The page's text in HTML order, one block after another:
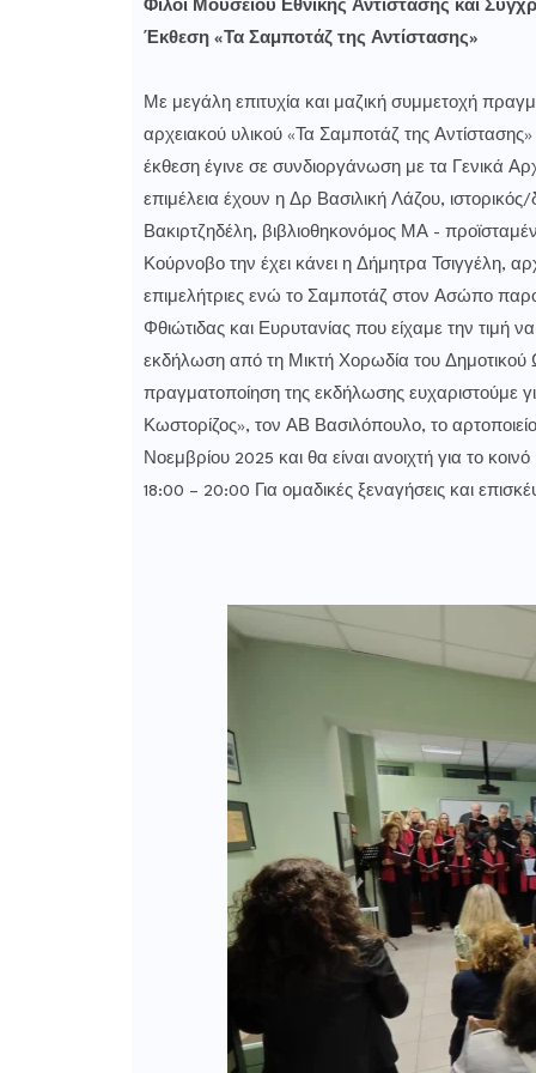
Φίλοι Μουσείου Εθνικής Αντίστασης και
Έκθεση «Τα Σαμποτάζ της Αντίστασης»
Με μεγάλη επιτυχία και μαζική συμμετοχή
αρχειακού υλικού «Τα Σαμποτάζ της
έκθεση έγινε σε συνδιοργάνωση με τα Γενικά
επιμέλεια έχουν η Δρ Βασιλική Λάζου,
Βακιρτζηδέλη, βιβλιοθηκονόμος ΜΑ -
Κούρνοβο την έχει κάνει η Δήμητρα Τσιγγέλη,
επιμελήτριες ενώ το Σαμποτάζ στον Ασώπο
Φθιώτιδας και Ευρυτανίας που είχαμε την τιμή
εκδήλωση από τη Μικτή Χορωδία του Δημοτικού
πραγματοποίηση της εκδήλωσης ευχαριστούμε
Κωστορίζος», τον ΑΒ Βασιλόπουλο, το
Νοεμβρίου 2025 και θα είναι ανοιχτή για το
18:00 – 20:00 Για ομαδικές ξεναγήσεις και